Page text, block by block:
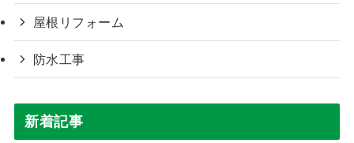
屋根リフォーム
防水工事
新着記事